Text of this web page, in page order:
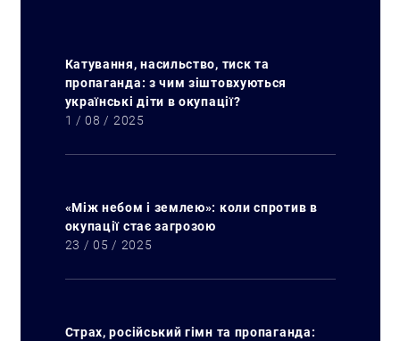
Катування, насильство, тиск та
пропаганда: з чим зіштовхуються
українські діти в окупації?
1 / 08 / 2025
«Між небом і землею»: коли спротив в
окупації стає загрозою
23 / 05 / 2025
Страх, російський гімн та пропаганда: